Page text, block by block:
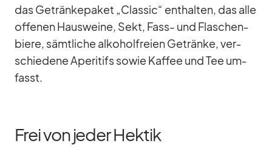
das Ge­trän­ke­pa­ket „Clas­sic“ ent­hal­ten, das alle
of­fe­nen Haus­weine, Sekt, Fass- und Fla­schen­
biere, sämt­li­che al­ko­hol­freien Ge­tränke, ver­
schie­dene Ape­ri­tifs so­wie Kaf­fee und Tee um­
fasst.
Frei von jeder Hektik